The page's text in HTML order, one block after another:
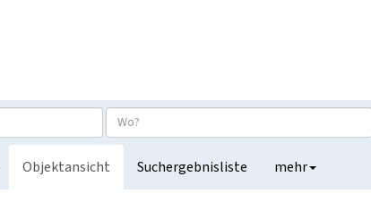
Objektansicht Suchergebnisliste mehr